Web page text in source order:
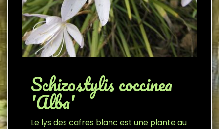
Schizostylis coccinea
'Alba'
Le lys des cafres blanc est une plante au